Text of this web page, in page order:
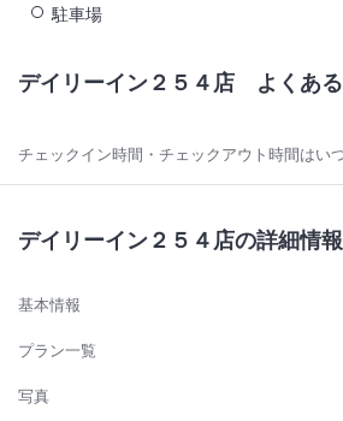
駐車場
デイリーイン２５４店 よくあ
チェックイン時間・チェックアウト時間はい
デイリーイン２５４店の詳細情報
基本情報
プラン一覧
写真